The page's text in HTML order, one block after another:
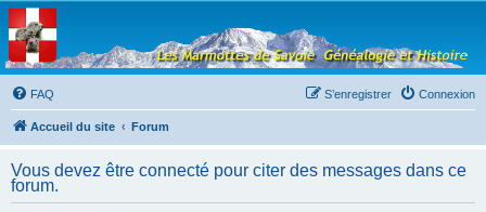
Les Marmottes de
Savoie
Forum d'entraide généalogique
FAQ
Connexion
S’enregistrer
Accueil du site Forum
Vous devez être connecté pour citer des messages dans ce
forum.